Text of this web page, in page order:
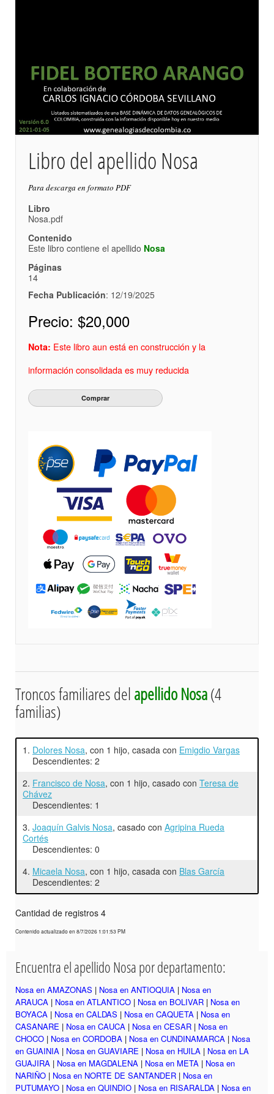
Libro del apellido Nosa
Para descarga en formato PDF
Libro
Nosa.pdf
Contenido
Este libro contiene el apellido Nosa
Páginas
14
Fecha Publicación: 12/19/2025
Precio: $20,000
Nota: Este libro aun está en construcción y la
información consolidada es muy reducida
Troncos familiares delapellido Nosa(4
familias)
1. Dolores Nosa, con 1 hijo, casada con Emigdio Vargas
Descendientes: 2
2. Francisco de Nosa, con 1 hijo, casado con Teresa de
Chávez
Descendientes: 1
3. Joaquín Galvis Nosa, casado con Agripina Rueda
Cortés
Descendientes: 0
4. Micaela Nosa, con 1 hijo, casada con Blas García
Descendientes: 2
Cantidad de registros 4
Contenido actualizado en 8/7/2026 1:01:53 PM
Encuentra el apellido Nosa por departamento:
Nosa en AMAZONAS | Nosa en ANTIOQUIA | Nosa en
ARAUCA | Nosa en ATLANTICO | Nosa en BOLIVAR | Nosa en
BOYACA | Nosa en CALDAS | Nosa en CAQUETA | Nosa en
CASANARE | Nosa en CAUCA | Nosa en CESAR | Nosa en
CHOCO | Nosa en CORDOBA | Nosa en CUNDINAMARCA | Nosa
en GUAINIA | Nosa en GUAVIARE | Nosa en HUILA | Nosa en LA
GUAJIRA | Nosa en MAGDALENA | Nosa en META | Nosa en
NARIÑO | Nosa en NORTE DE SANTANDER | Nosa en
PUTUMAYO | Nosa en QUINDIO | Nosa en RISARALDA | Nosa en